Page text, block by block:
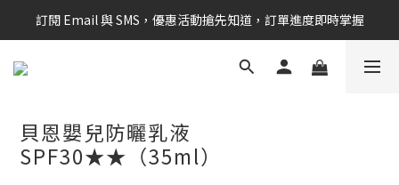
新會員享$100購物金 現在立即加入！
訂閱 Email 與 SMS，優惠活動搶先知道，訂單進度即時掌握
新會員享$100購物金 現在立即加入！
貝恩嬰兒防曬乳液
SPF30★★（35ml）